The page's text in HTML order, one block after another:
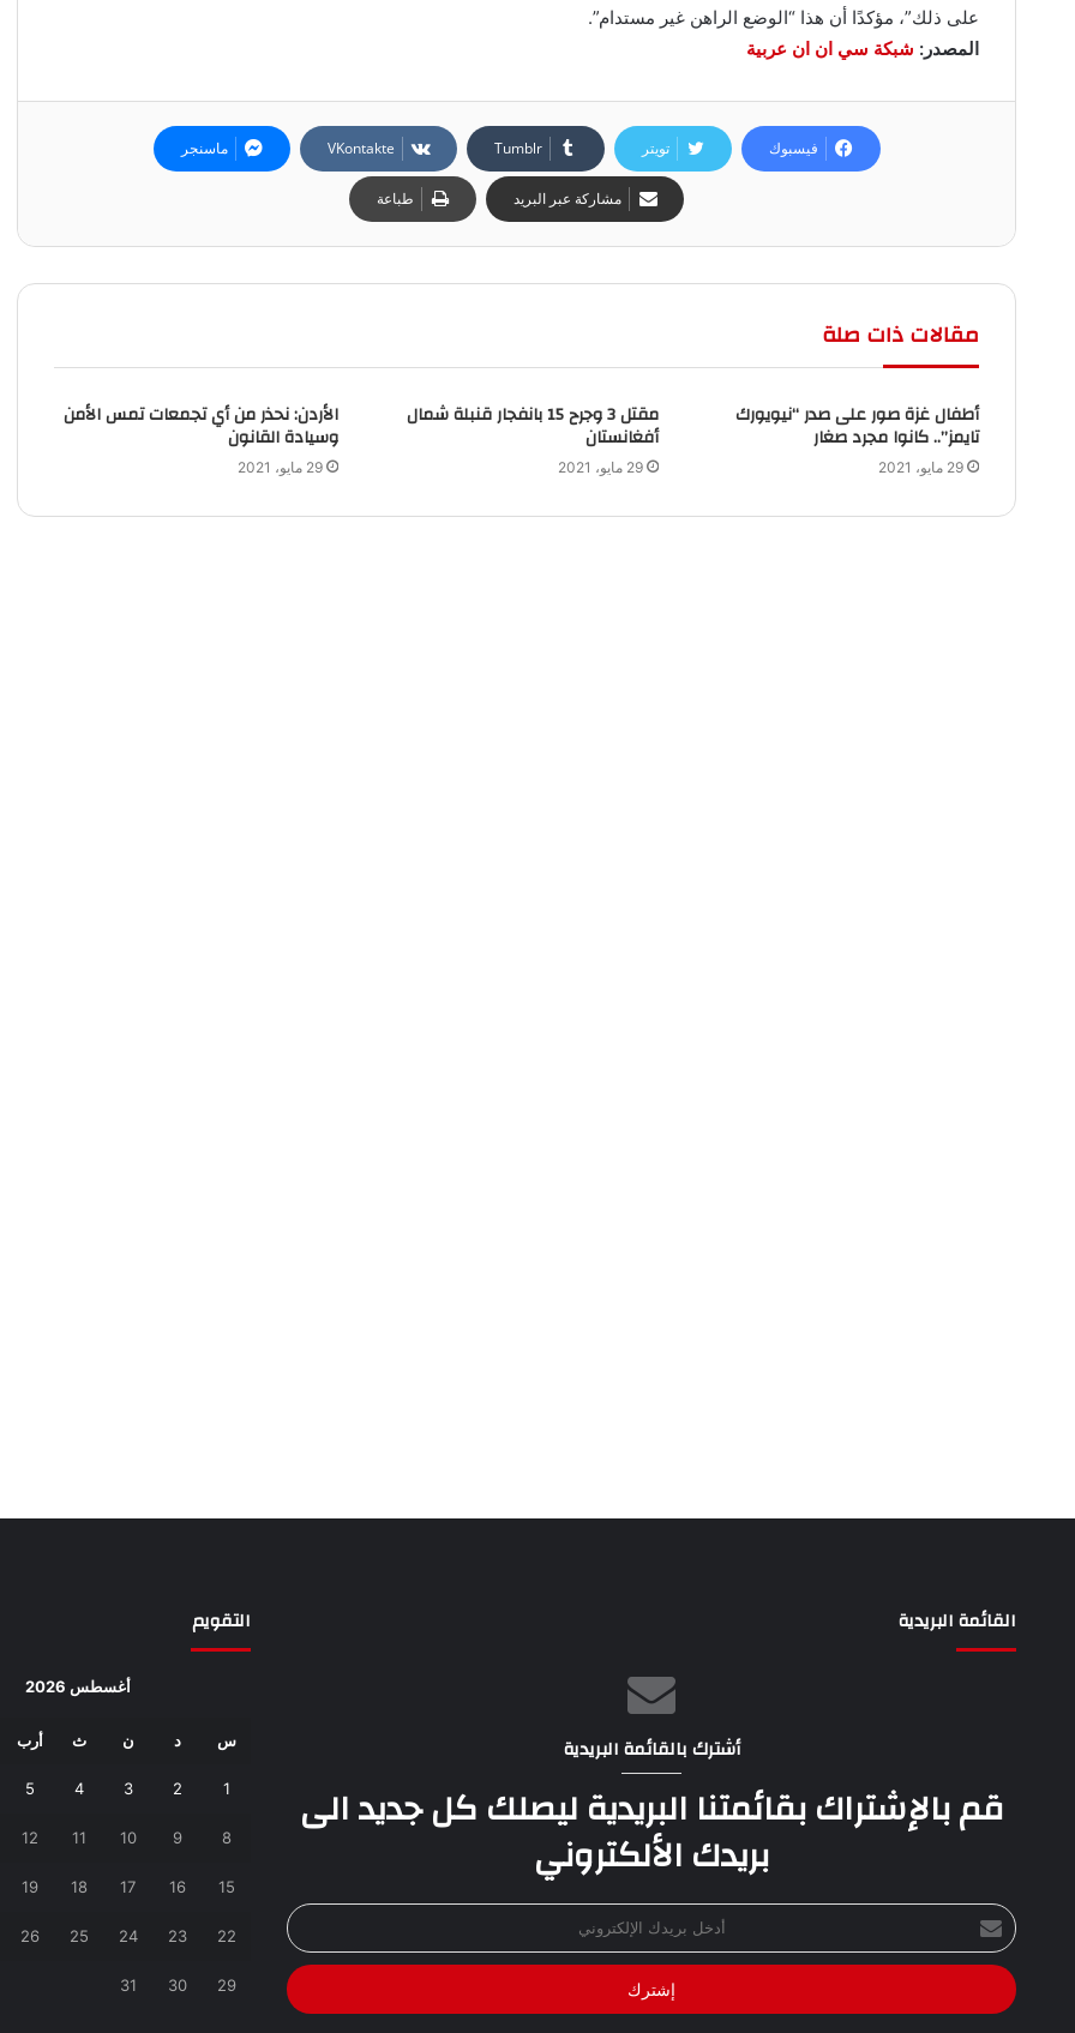
على ذلك”، مؤكدًا أن هذا “الوضع الراهن غير مستدام”.
المصدر: شبكة سي ان ان عربية
فيسبوك تويتر ‏Tumblr ماسنجر
مشاركة عبر البريد طباعة
مقالات ذات صلة
أطفال غزة صور على صدر “نيويورك
تايمز”.. كانوا مجرد صغار
29 مايو، 2021
مقتل 3 وجرح 15 بانفجار قنبلة‭ ‬شمال
أفغانستان
29 مايو، 2021
الأردن: نحذر من أي تجمعات تمس الأمن
وسيادة القانون
29 مايو، 2021
القائمة البريدية
أشترك بالقائمة البريدية
قم بالإشتراك بقائمتنا البريدية ليصلك كل جديد الى
بريدك الألكتروني
أدخل
بريدك
الإلكتروني
التقويم
أغسطس 2026
س د ن ث أرب
1
2
3
4
5
8
9
10
11
12
15
16
17
18
19
22
23
24
25
26
29
30
31